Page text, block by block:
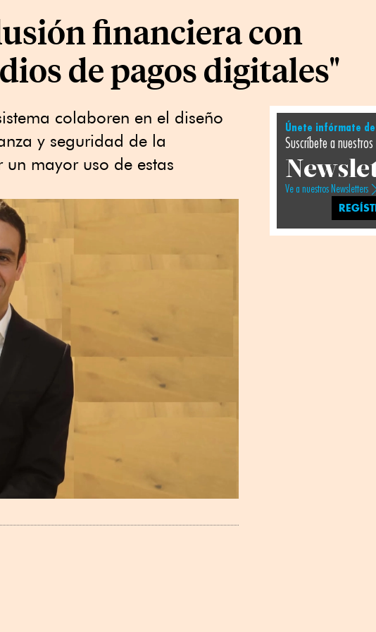
financiera con
de pagos digitales"
colaboren en el diseño
y seguridad de la
mayor uso de estas
Únete infórmate
Suscríbete a nuestros
Ve a nuestros Newsletters